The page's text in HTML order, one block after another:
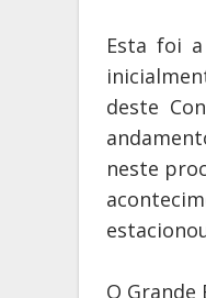
Esta foi
deste
neste
O